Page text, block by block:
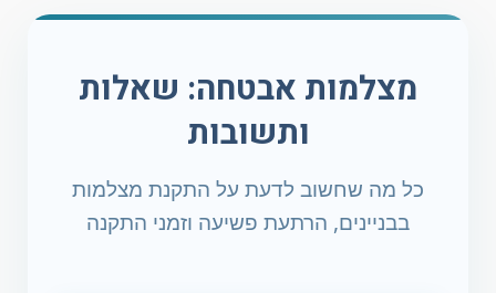
מצלמות אבטחה: שאלות
ותשובות
כל מה שחשוב לדעת על התקנת מצלמות
בבניינים, הרתעת פשיעה וזמני התקנה